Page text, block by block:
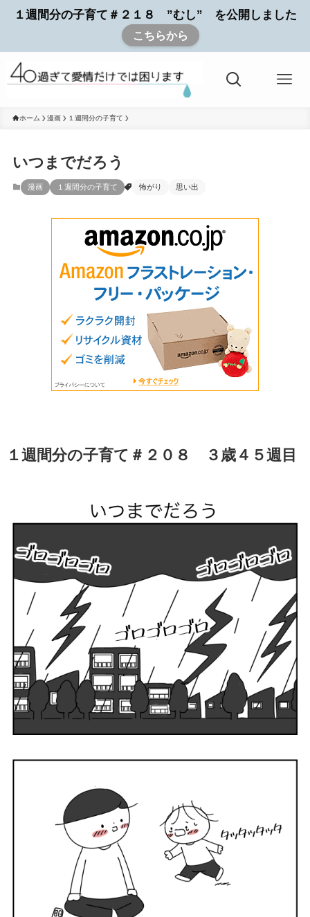
１週間分の子育て＃２１８ ”むし” を公開しました
こちらから
ホーム 漫画 １週間分の子育て
いつまでだろう
漫画 １週間分の子育て 怖がり 思い出
１週間分の子育て＃２０８ ３歳４５週目